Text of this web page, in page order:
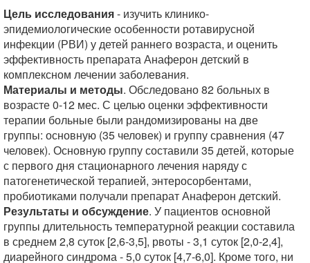
Цель исследования- изучить клинико-
эпидемиологические особенности ротавирусной
инфекции (РВИ) у детей раннего возраста, и оценить
эффективность препарата Анаферон детский в
комплексном лечении заболевания.
Материалы и методы. Обследовано 82 больных в
возрасте 0-12 мес. С целью оценки эффективности
терапии больные были рандомизированы на две
группы: основную (35 человек) и группу сравнения (47
человек). Основную группу составили 35 детей, которые
с первого дня стационарного лечения наряду с
патогенетической терапией, энтеросорбентами,
пробиотиками получали препарат Анаферон детский.
Результаты и обсуждение. У пациентов основной
группы длительность температурной реакции составила
в среднем 2,8 суток [2,6-3,5], рвоты - 3,1 суток [2,0-2,4],
диарейного синдрома - 5,0 суток [4,7-6,0]. Кроме того, ни